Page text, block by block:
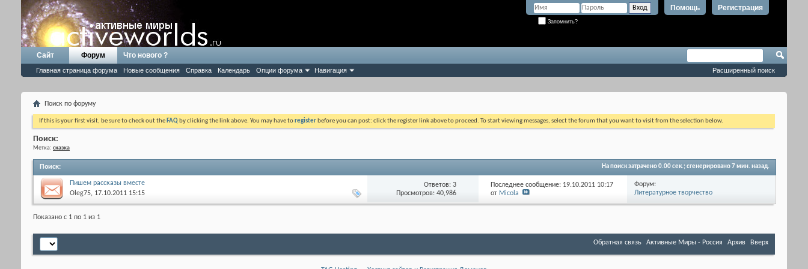
Регистрация
Помощь
Запомнить?
Сайт Форум
Главная страница форума Новые сообщения Справка Календарь Опции форума Навигация
Что нового ?
Расширенный поиск
Поиск по форуму
If this is your first visit, be sure to check out the FAQ by clicking the link above. You may have toregister before you can post: click the register link above to proceed. To start viewing messages, select the forum that you want to visit from the selection below.
Поиск:
Метка: сказка
Поиск: На поиск затрачено0.00сек.; сгенерировано 7 мин. назад.
Пишем рассказы вместе
Oleg75, 17.10.2011 15:15
Ответов: 3
Просмотров: 40,986
Последнее сообщение: 19.10.2011 10:17
от Micola
Форум:
Литературное творчество
Показано с 1 по 1 из 1
Обратная связь Активные Миры - Россия Архив Вверх